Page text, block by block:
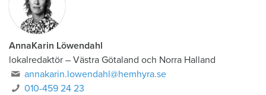
AnnaKarin Löwendahl
lokalredaktör – Västra Götaland och Norra Halland
annakarin.lowendahl@hemhyra.se
010-459 24 23